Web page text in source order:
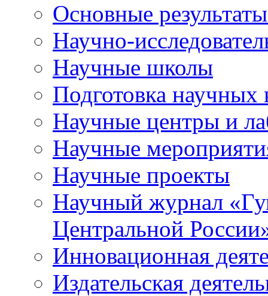
Основные
Научно-
Научные школы
Подготовка научных
Научные центры и
Научные
Научные проекты
Научный журнал «
Центральной
Инновационная
Издательская